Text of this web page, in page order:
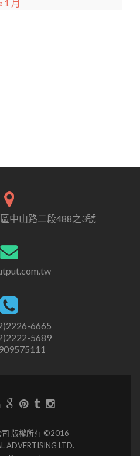
1 月
中山路二段488之3號
6665
5689
司 版權所有 ©2016
ADVERTISING LTD.